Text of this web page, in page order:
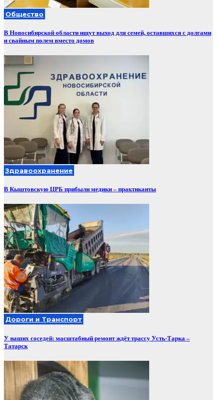
Общество
В Новосибирской области ищут выход для семей, оставшихся с долгами
и свайным полем вместо домов
Здравоохранение
В Кыштовскую ЦРБ прибыли медики – практиканты
Дороги и Транспорт
У наших соседей: масштабный ремонт ждёт трассу Усть-Тарка –
Татарск